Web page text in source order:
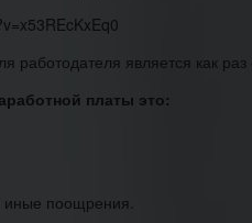
работодателя является как
платы это:
поощрения.